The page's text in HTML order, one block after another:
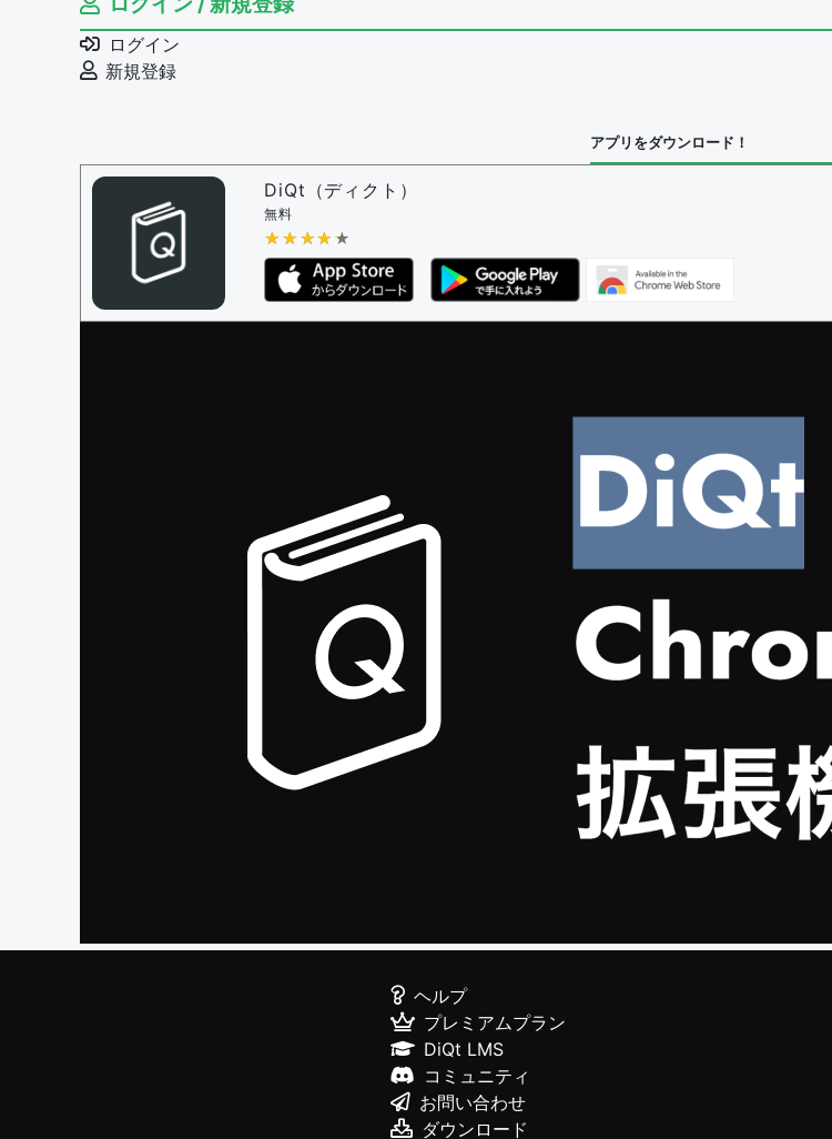
例文の削除を審査する
審査に対する投票権限を持つユーザー -
決定に必要な投票数 -
問題の編集権限を持つユーザー -すべてのユーザー
審査に対する投票権限を持つユーザー -
決定に必要な投票数 -
編集ガイドライン
ログイン
新規登録
アプリをダウンロード！
DiQt（ディクト）
無料
★★★★★
★★★★★
ヘルプ
プレミアムプラン
DiQt LMS
コミュニティ
お問い合わせ
ダウンロード